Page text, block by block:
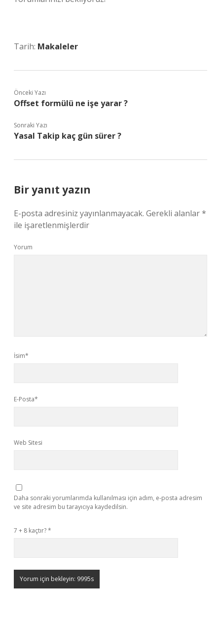
Tarih: Makaleler
Önceki Yazı
Offset formülü ne işe yarar ?
Sonraki Yazı
Yasal Takip kaç gün sürer ?
Bir yanıt yazın
E-posta adresiniz yayınlanmayacak. Gerekli alanlar*
ile işaretlenmişlerdir
Yorum
İsim*
E-Posta*
Web Sitesi
Daha sonraki yorumlarımda kullanılması için adım, e-posta adresim
ve site adresim bu tarayıcıya kaydedilsin.
7 + 8 kaçtır?*